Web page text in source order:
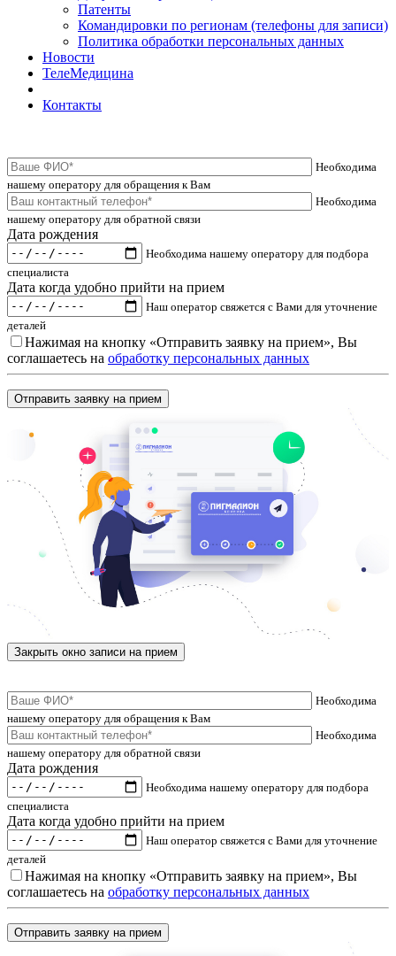
Патенты
Командировки по регионам (телефоны для записи)
Политика обработки персональных данных
Новости
ТелеМедицина
Контакты
Необходима
нашему оператору для обращения к Вам
Необходима
нашему оператору для обратной связи
Дата рождения
Необходима нашему оператору для подбора
специалиста
Дата когда удобно прийти на прием
Наш оператор свяжется с Вами для уточнение
деталей
Нажимая на кнопку «Отправить заявку на прием», Вы
соглашаетесь на обработку персональных данных
Закрыть окно записи на прием
Необходима
нашему оператору для обращения к Вам
Необходима
нашему оператору для обратной связи
Дата рождения
Необходима нашему оператору для подбора
специалиста
Дата когда удобно прийти на прием
Наш оператор свяжется с Вами для уточнение
деталей
Нажимая на кнопку «Отправить заявку на прием», Вы
соглашаетесь на обработку персональных данных